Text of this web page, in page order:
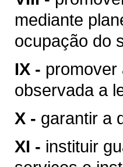
mediante
ocupação do
IX - promover
observada a
X - garantir a
XI - instituir